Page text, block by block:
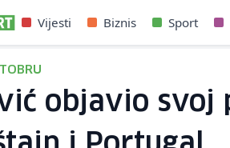
Vijesti Biznis Sport
objavio svoj